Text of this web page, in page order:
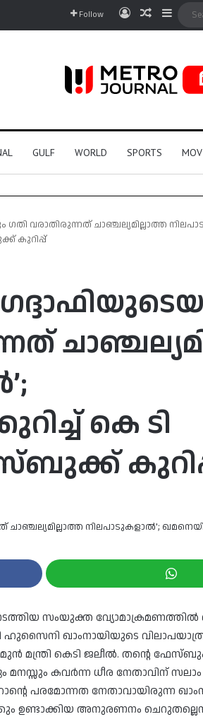
Follow Log InRandom
GULF WORLD SPORTS
ഗതി വരാതിരുന്നത് ചാഞ്ചല്യമില്ലാത്ത
കുറിപ്പ്
കെ ടി
സംയുക്ത വ്യോമാക്രമണത്തിൽ
ഖാംനായിയുടെ
മന്ത്രി കെടി ജലീൽ. തന്റെ
മനസ്സും കവർന്ന ധീര നേതാവിന്
പരമോന്നത നേതാവായിരുന്ന
ഉണ്ടാക്കിയ അനുരണനം